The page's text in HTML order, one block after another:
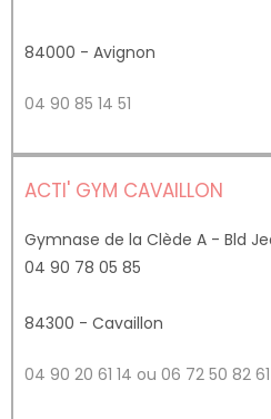
84000 - Avignon
04 90 85 14 51
ACTI' GYM CAVAILLON
Gymnase de la Clède A - Bld
04 90 78 05 85
84300 - Cavaillon
04 90 20 61 14 ou 06 72 50 82 61